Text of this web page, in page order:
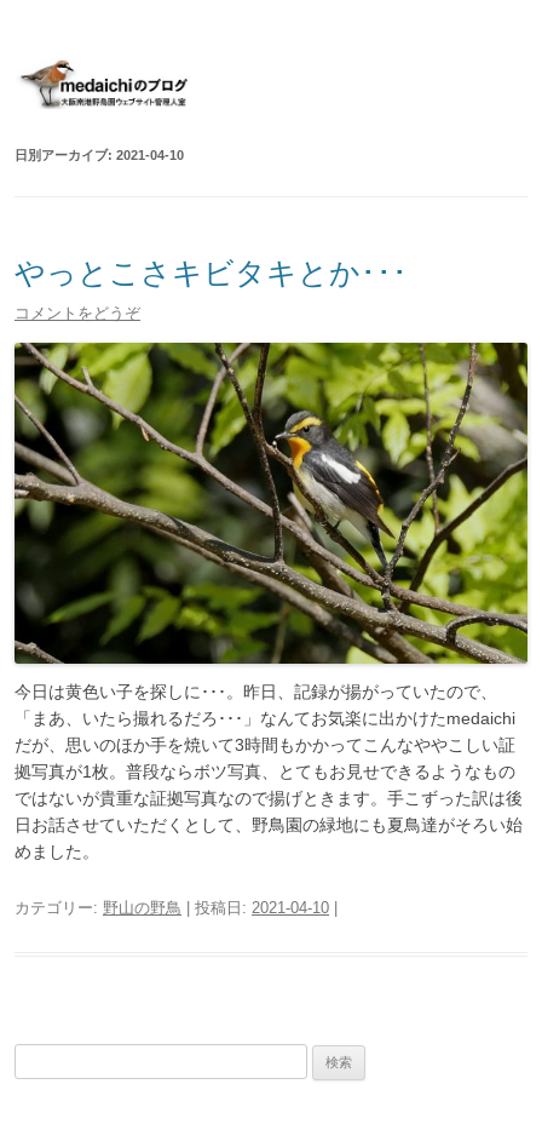
日別アーカイブ: 2021-04-10
やっとこさキビタキとか･･･
コメントをどうぞ
今日は黄色い子を探しに･･･。昨日、記録が揚がっていたので、
「まあ、いたら撮れるだろ･･･」なんてお気楽に出かけたmedaichi
だが、思いのほか手を焼いて3時間もかかってこんなややこしい証
拠写真が1枚。普段ならボツ写真、とてもお見せできるようなもの
ではないが貴重な証拠写真なので揚げときます。手こずった訳は後
日お話させていただくとして、野鳥園の緑地にも夏鳥達がそろい始
めました。
カテゴリー: 野山の野鳥 | 投稿日: 2021-04-10 |